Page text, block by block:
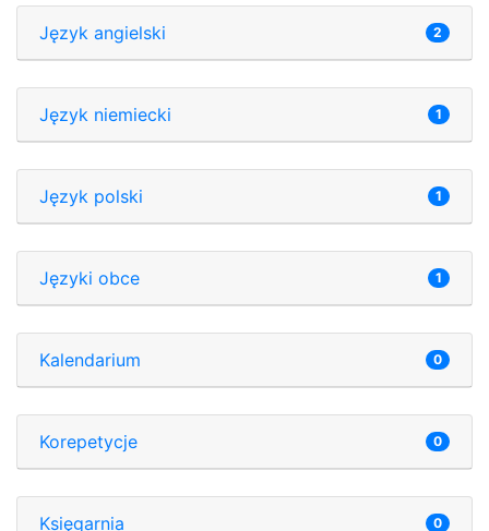
Język angielski 2
Język niemiecki 1
Język polski 1
Języki obce 1
Kalendarium 0
Korepetycje 0
Księgarnia 0